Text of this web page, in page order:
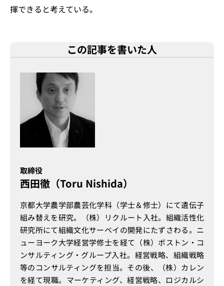
揮できると考えている。
この記事を書いた人
取締役
西田徹（Toru Nishida）
京都大学農学部農芸化学科（学士＆修士）にて遺伝子
組み替えを研究。（株）リクルート入社。組織活性化
研究所にて組織文化サーベイの開発にたずさわる。ニ
ューヨーク大学経営学修士を経て（株）ボストン・コ
ンサルティング・グループ入社。経営戦略、組織戦略
等のコンサルティングを担当。その後、（株）カレン
を経て現職。マーケティング、経営戦略、ロジカルシ